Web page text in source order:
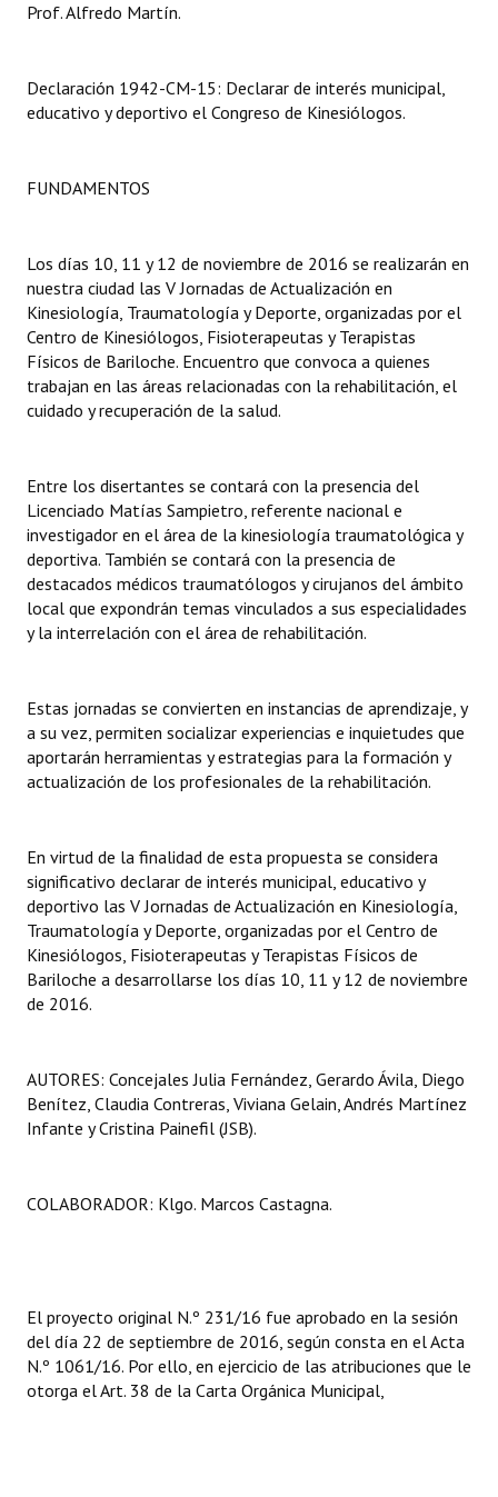
Informes de Gestión
Dictámenes Asesoría Letrada
Informes de Unidad Coordinadora
Actas de Audiencias Públicas
NORMATIVA
Comunicaciones
Resoluciones
Resoluciones de Presidencia
INSTITUCIONAL
Antiguos Pobladores
Registros y Distinciones
Datos Históricos
Audiencias Públicas - Registro
Mujeres que Dejaron Huellas - Registro
Periodistas Decanos - Registro
Ciudadano Ilustre - Registro
Huéspedes de Honor - Registro
Antiguos Pobladores - Registro
Bariloche, Municipio intercultural
REFORMA DE LA CARTA ORGÁNICA
Prof. Alfredo Martín.
Declaración 1942-CM-15: Declarar de interés municipal,
educativo y deportivo el Congreso de Kinesiólogos.
FUNDAMENTOS
Los días 10, 11 y 12 de noviembre de 2016 se realizarán en
nuestra ciudad las V Jornadas de Actualización en
Kinesiología, Traumatología y Deporte, organizadas por el
Centro de Kinesiólogos, Fisioterapeutas y Terapistas
Físicos de Bariloche. Encuentro que convoca a quienes
trabajan en las áreas relacionadas con la rehabilitación, el
cuidado y recuperación de la salud.
Entre los disertantes se contará con la presencia del
Licenciado Matías Sampietro, referente nacional e
investigador en el área de la kinesiología traumatológica y
deportiva. También se contará con la presencia de
destacados médicos traumatólogos y cirujanos del ámbito
local que expondrán temas vinculados a sus especialidades
y la interrelación con el área de rehabilitación.
Estas jornadas se convierten en instancias de aprendizaje, y
a su vez, permiten socializar experiencias e inquietudes que
aportarán herramientas y estrategias para la formación y
actualización de los profesionales de la rehabilitación.
En virtud de la finalidad de esta propuesta se considera
significativo declarar de interés municipal, educativo y
deportivo las V Jornadas de Actualización en Kinesiología,
Traumatología y Deporte, organizadas por el Centro de
Kinesiólogos, Fisioterapeutas y Terapistas Físicos de
Bariloche a desarrollarse los días 10, 11 y 12 de noviembre
de 2016.
AUTORES: Concejales Julia Fernández, Gerardo Ávila, Diego
Benítez, Claudia Contreras, Viviana Gelain, Andrés Martínez
Infante y Cristina Painefil (JSB).
COLABORADOR: Klgo. Marcos Castagna.
El proyecto original N.º 231/16 fue aprobado en la sesión
del día 22 de septiembre de 2016, según consta en el Acta
N.º 1061/16. Por ello, en ejercicio de las atribuciones que le
otorga el Art. 38 de la Carta Orgánica Municipal,